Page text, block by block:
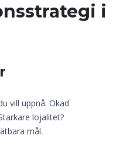
i
vill uppnå. Ökad
lojalitet?
mål.